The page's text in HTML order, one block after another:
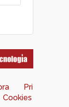
Pri
Cookies